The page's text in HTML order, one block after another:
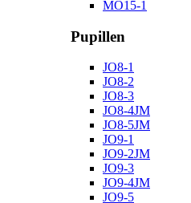
MO15-1
Pupillen
JO8-1
JO8-2
JO8-3
JO8-4JM
JO8-5JM
JO9-1
JO9-2JM
JO9-3
JO9-4JM
JO9-5